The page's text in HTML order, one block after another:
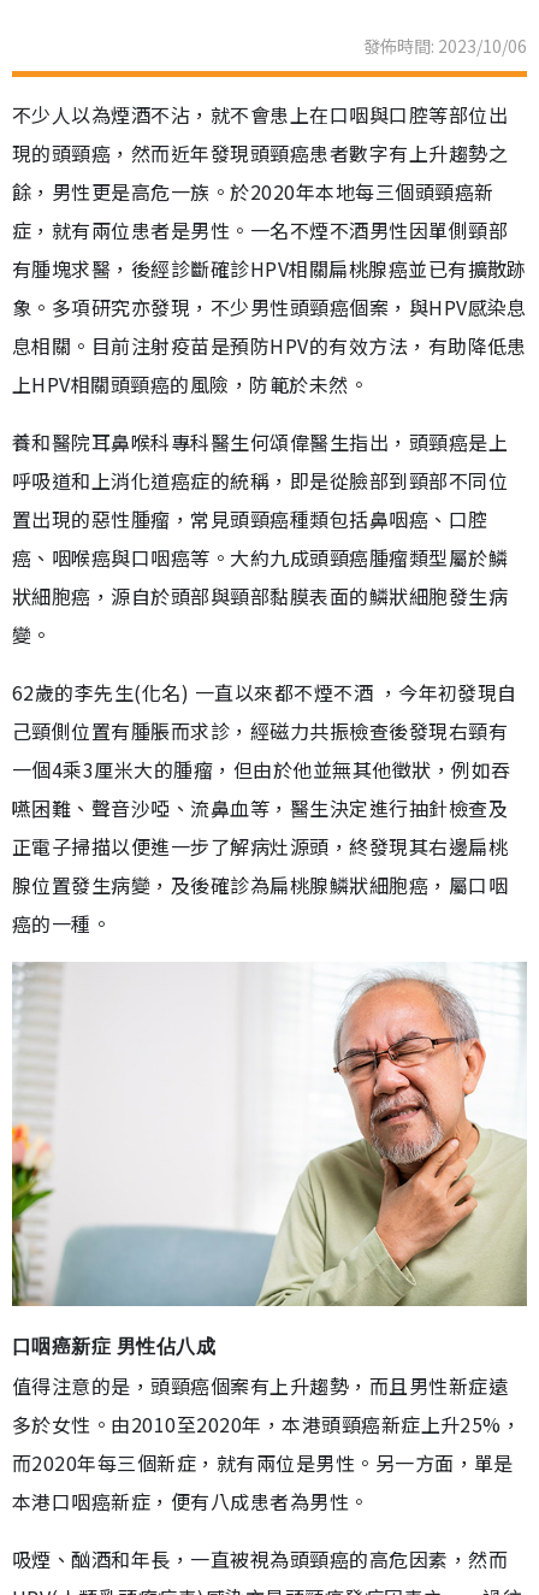
發佈時間: 2023/10/06
不少人以為煙酒不沾，就不會患上在口咽與口腔等部位出
現的頭頸癌，然而近年發現頭頸癌患者數字有上升趨勢之
餘，男性更是高危一族。於2020年本地每三個頭頸癌新
症，就有兩位患者是男性。一名不煙不酒男性因單側頸部
有腫塊求醫，後經診斷確診HPV相關扁桃腺癌並已有擴散跡
象。多項研究亦發現，不少男性頭頸癌個案，與HPV感染息
息相關。目前注射疫苗是預防HPV的有效方法，有助降低患
上HPV相關頭頸癌的風險，防範於未然。
養和醫院耳鼻喉科專科醫生何頌偉醫生指出，頭頸癌是上
呼吸道和上消化道癌症的統稱，即是從臉部到頸部不同位
置出現的惡性腫瘤，常見頭頸癌種類包括鼻咽癌、口腔
癌、咽喉癌與口咽癌等。大約九成頭頸癌腫瘤類型屬於鱗
狀細胞癌，源自於頭部與頸部黏膜表面的鱗狀細胞發生病
變。
62歲的李先生(化名) 一直以來都不煙不酒 ，今年初發現自
己頸側位置有腫脹而求診，經磁力共振檢查後發現右頸有
一個4乘3厘米大的腫瘤，但由於他並無其他徵狀，例如吞
嚥困難、聲音沙啞、流鼻血等，醫生決定進行抽針檢查及
正電子掃描以便進一步了解病灶源頭，終發現其右邊扁桃
腺位置發生病變，及後確診為扁桃腺鱗狀細胞癌，屬口咽
癌的一種。
口咽癌新症 男性佔八成
值得注意的是，頭頸癌個案有上升趨勢，而且男性新症遠
多於女性。由2010至2020年，本港頭頸癌新症上升25%，
而2020年每三個新症，就有兩位是男性。另一方面，單是
本港口咽癌新症，便有八成患者為男性。
吸煙、酗酒和年長，一直被視為頭頸癌的高危因素，然而